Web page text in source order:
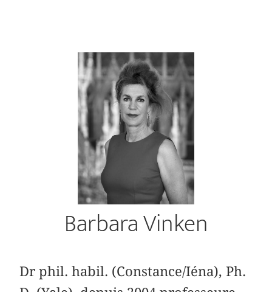
Barbara Vinken
Dr phil. habil. (Constance/Iéna), Ph.